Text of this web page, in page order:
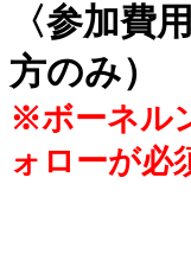
〈参加費
方のみ）
※ボーネル
ォローが必